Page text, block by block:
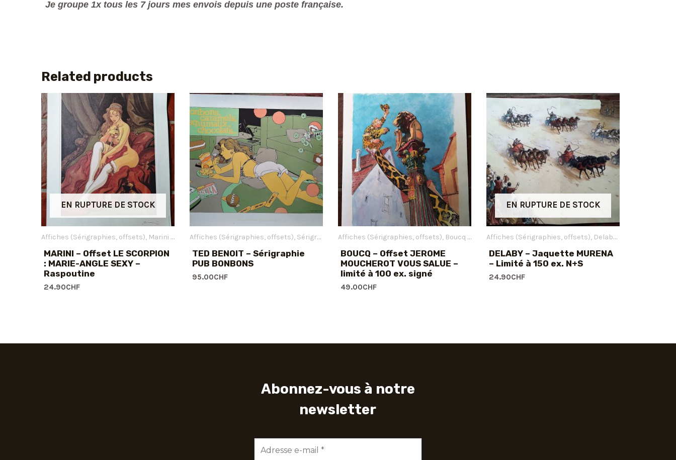
Je groupe 1x tous les 7 jours mes envois depuis une poste française.
Related products
EN RUPTURE DE STOCK
Affiches (Sérigraphies, offsets) Marini Enrico Offsets
MARINI – Offset LE SCORPION
: MARIE-ANGLE SEXY –
Raspoutine
24.90CHF
Affiches (Sérigraphies, offsets) Sérigraphies
TED BENOIT – Sérigraphie
PUB BONBONS
95.00CHF
Affiches (Sérigraphies, offsets) Boucq François Offsets
BOUCQ – Offset JEROME
MOUCHEROT VOUS SALUE –
limité à 100 ex. signé
49.00CHF
EN RUPTURE DE STOCK
Affiches (Sérigraphies, offsets) Delaby Philippe
DELABY – Jaquette MURENA
– Limité à 150 ex. N+S
24.90CHF
Abonnez-vous à notre
newsletter